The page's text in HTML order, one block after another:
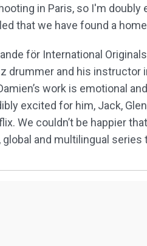
in Paris, so I'm
that we have found a
för International
drummer and his instructor
work is emotional
excited for him, Jack,
We couldn’t be happier
and multilingual series